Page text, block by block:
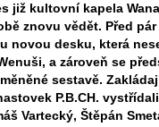
již kultovní kapela
znovu vědět. Před
novou desku, která
a zároveň se
sestavě.
P.B.CH.
Vartecký, Štěpán